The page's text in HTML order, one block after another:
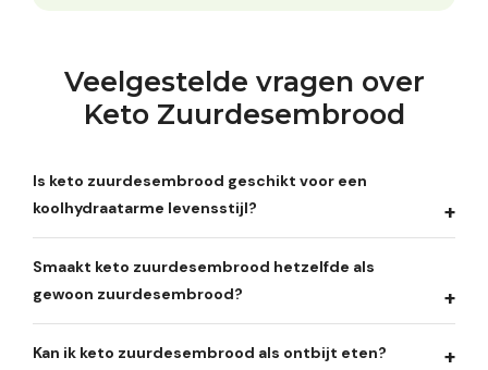
Veelgestelde vragen over
Keto Zuurdesembrood
Is keto zuurdesembrood geschikt voor een
koolhydraatarme levensstijl?
Smaakt keto zuurdesembrood hetzelfde als
gewoon zuurdesembrood?
Kan ik keto zuurdesembrood als ontbijt eten?